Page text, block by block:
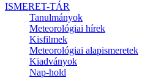
ISMERET-TÁR
Tanulmányok
Meteorológiai hírek
Kisfilmek
Meteorológiai alapismeretek
Kiadványok
Nap-hold